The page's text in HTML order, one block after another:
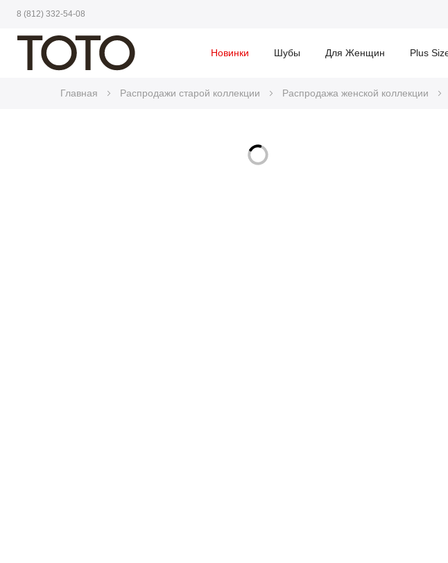
8 (812) 332-54-08
Новинки Шубы Для Женщин Plus
Главная Распродажи старой коллекции Распродажа женской коллекции